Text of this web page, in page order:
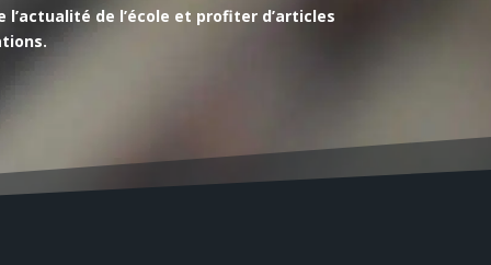
de l’école et profiter d’articles